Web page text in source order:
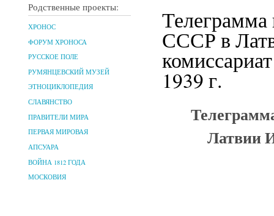
Родственные проекты:
ХРОНОС
ФОРУМ ХРОНОСА
РУССКОЕ ПОЛЕ
РУМЯНЦЕВСКИЙ МУЗЕЙ
ЭТНОЦИКЛОПЕДИЯ
СЛАВЯНСТВО
ПРАВИТЕЛИ МИРА
ПЕРВАЯ МИРОВАЯ
АПСУАРА
ВОЙНА 1812 ГОДА
МОСКОВИЯ
Телеграмма
СССР в
1939 г.
Латвии